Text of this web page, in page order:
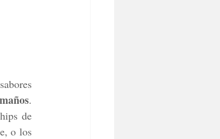
.
de
o los